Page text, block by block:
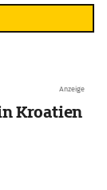
Anzeige
Kroatien